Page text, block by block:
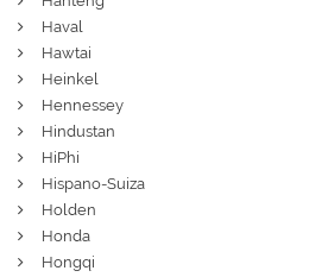
Haval
Hawtai
Heinkel
Hennessey
Hindustan
HiPhi
Hispano-Suiza
Holden
Honda
Hongqi